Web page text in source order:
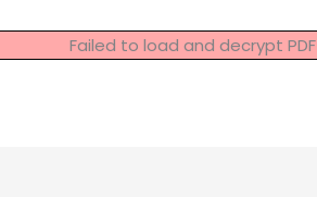
Failed to load and decrypt PDF